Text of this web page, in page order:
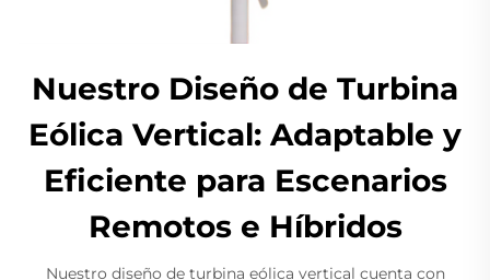
Nuestro Diseño de Turbina
Eólica Vertical: Adaptable y
Eficiente para Escenarios
Remotos e Híbridos
Nuestro diseño de turbina eólica vertical cuenta con